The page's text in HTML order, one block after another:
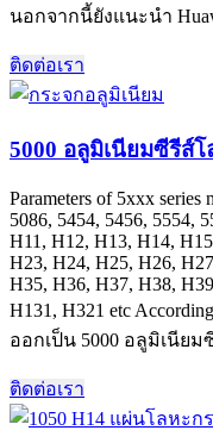
นอกจากนี้ยังแนะนำ
ติดต่อเรา
5000 อลูมิเนียมซีรีส์
Parameters of 5xxx
5086, 5454, 5456, 5554,
H11, H12, H13, H14,
H23, H24, H25, H26,
H35, H36, H37, H38,
H131, H321 etc
ออกเป็น 5000 อลูมิเนียม
ติดต่อเรา